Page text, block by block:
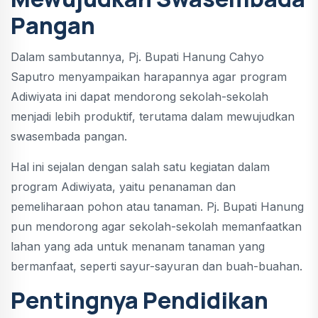
Pangan
Dalam sambutannya, Pj. Bupati Hanung Cahyo
Saputro menyampaikan harapannya agar program
Adiwiyata ini dapat mendorong sekolah-sekolah
menjadi lebih produktif, terutama dalam mewujudkan
swasembada pangan.
Hal ini sejalan dengan salah satu kegiatan dalam
program Adiwiyata, yaitu penanaman dan
pemeliharaan pohon atau tanaman. Pj. Bupati Hanung
pun mendorong agar sekolah-sekolah memanfaatkan
lahan yang ada untuk menanam tanaman yang
bermanfaat, seperti sayur-sayuran dan buah-buahan.
Pentingnya Pendidikan